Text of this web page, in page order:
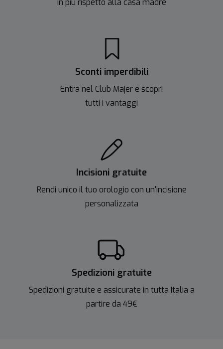
in più rispetto alla casa madre
Sconti imperdibili
Entra nel Club Majer e scopri
tutti i vantaggi
Incisioni gratuite
Rendi unico il tuo orologio con un'incisione
personalizzata
Spedizioni gratuite
Spedizioni gratuite e assicurate in tutta Italia a
partire da 49€